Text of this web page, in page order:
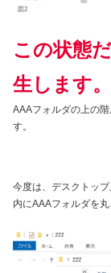
図2
この状態
生します。
AAAフォルダの上の
す。
今度は、デスクトッ
内にAAAフォルダを丸